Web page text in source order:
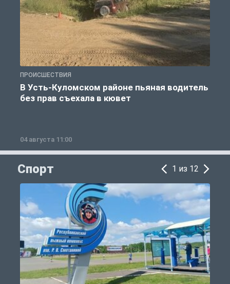
ПРОИСШЕСТВИЯ
В Усть-Куломском районе пьяная водитель
без прав съехала в кювет
04 августа 11:00
Спорт 1 из 12